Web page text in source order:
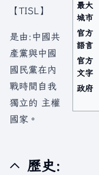
最大
城市
官方
語言
官方
文字
政府
【TISL】
是由:中國共
產黨與中國
國民黨在內
戰時間自我
獨立的 主權
國家。
歷史: